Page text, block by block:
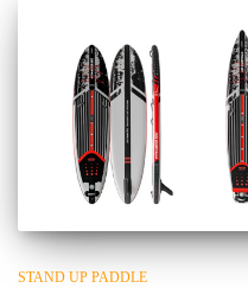
STAND UP PADDLE